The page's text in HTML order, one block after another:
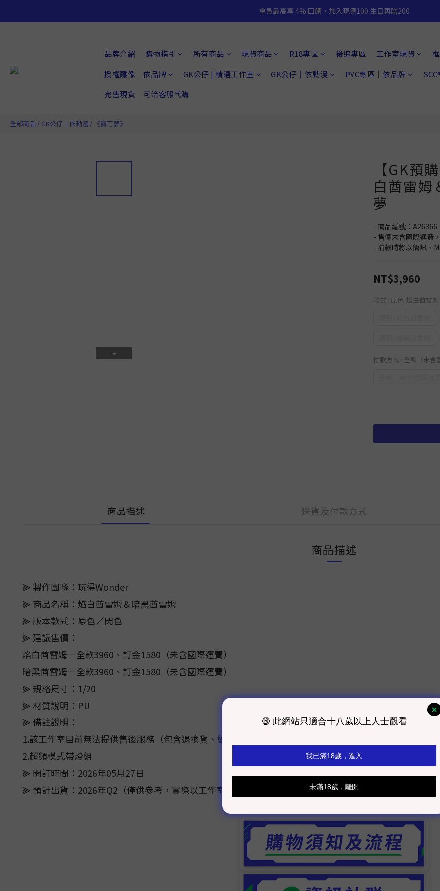
會員最高享 4% 回饋，加入現領100 生日再贈200
品牌介紹 購物指引 所有商品 現貨商品 R18專區 後追專區 工作室現貨
授權雕像｜依品牌
GK公仔 | 精選工作室 GK公仔｜依動漫 PVC專區｜依品牌
完售現貨｜可洽客服代購
全部商品 / GK公仔｜依動漫 / 《寶可夢》
【GK預
白酋雷姆
夢
- 商品編號：A26366
- 售價未含國際運費
- 補款時將以簡訊、
NT$3,960
款式 : 原色-焰白酋雷姆
付款方式 : 全款（未含
商品描述 送貨及付款方式
商品描述
⫸ 製作團隊：玩得Wonder
⫸ 商品名稱：焰白酋雷姆＆暗黑酋雷姆
⫸ 版本款式：原色／閃色
⫸ 建議售價：
焰白酋雷姆－全款3960、訂金1580（未含國際運費）
暗黑酋雷姆－全款3960、訂金1580（未含國際運費）
⫸ 規格尺寸：1/20
⫸ 材質說明：PU
⫸ 備註說明：
1.該工作室目前無法提供售後服務（包含退換貨、維修等）。購買時請留意
2.超頻模式帶燈組
⫸ 開訂時間：2026年05月27日
⫸ 預計出貨：2026年Q2（僅供參考，實際以工作室發貨為主）